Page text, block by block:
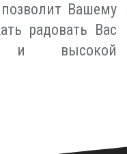
Вашему
радовать Вас
и высокой